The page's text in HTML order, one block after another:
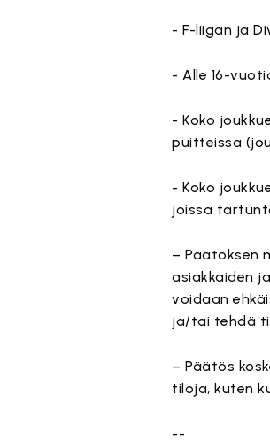
- F-liigan ja
- Alle 16-
- Koko
puitteissa
- Koko
joissa
– Päätöksen
asiakkaiden
voidaan
ja/tai tehdä
– Päätös
tiloja, kuten
--